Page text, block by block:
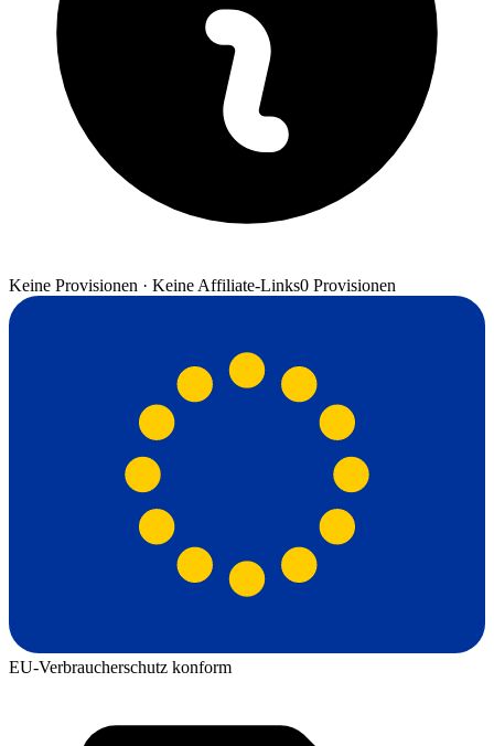
Keine Provisionen · Keine Affiliate-Links0 Provisionen
EU-Verbraucherschutz konform